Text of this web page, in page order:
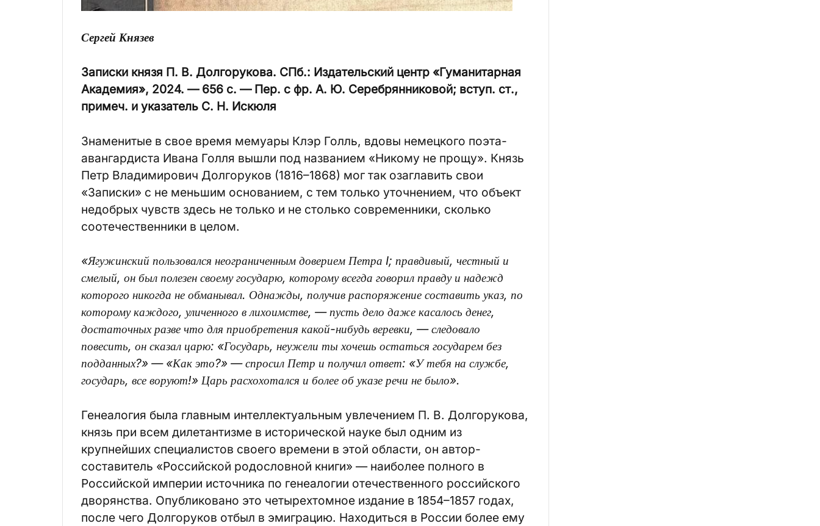
Сергей Князев
Записки князя П. В. Долгорукова. СПб.: Издательский центр «Гуманитарная
Академия», 2024. — 656 с. — Пер. с фр. А. Ю. Серебрянниковой; вступ. ст.,
примеч. и указатель С. Н. Искюля
Знаменитые в свое время мемуары Клэр Голль, вдовы немецкого поэта-
авангардиста Ивана Голля вышли под названием «Никому не прощу». Князь
Петр Владимирович Долгоруков (1816–1868) мог так озаглавить свои
«Записки» с не меньшим основанием, с тем только уточнением, что объект
недобрых чувств здесь не только и не столько современники, сколько
соотечественники в целом.
«Ягужинский пользовался неограниченным доверием Петра I; правдивый, честный и
смелый, он был полезен своему государю, которому всегда говорил правду и надежд
которого никогда не обманывал. Однажды, получив распоряжение составить указ, по
которому каждого, уличенного в лихоимстве, — пусть дело даже касалось денег,
достаточных разве что для приобретения какой-нибудь веревки, — следовало
повесить, он сказал царю: «Государь, неужели ты хочешь остаться государем без
подданных?» — «Как это?» — спросил Петр и получил ответ: «У тебя на службе,
государь, все воруют!» Царь расхохотался и более об указе речи не было».
Генеалогия была главным интеллектуальным увлечением П. В. Долгорукова,
князь при всем дилетантизме в исторической науке был одним из
крупнейших специалистов своего времени в этой области, он автор-
составитель «Российской родословной книги» — наиболее полного в
Российской империи источника по генеалогии отечественного российского
дворянства. Опубликовано это четырехтомное издание в 1854–1857 годах,
после чего Долгоруков отбыл в эмиграцию. Находиться в России более ему